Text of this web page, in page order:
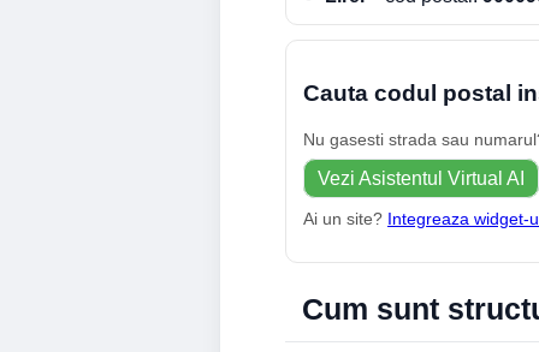
Cauta codul postal
Nu gasesti strada sau
Vezi Asistentul Virtual AI
Ai un site? Integreaza widget-
Cum sunt